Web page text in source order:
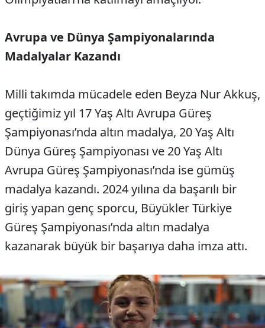
Avrupa ve Dünya Şampiyonalarında
Madalyalar Kazandı
Milli takımda mücadele eden Beyza Nur Akkuş,
geçtiğimiz yıl 17 Yaş Altı Avrupa Güreş
Şampiyonası’nda altın madalya, 20 Yaş Altı
Dünya Güreş Şampiyonası ve 20 Yaş Altı
Avrupa Güreş Şampiyonası’nda ise gümüş
madalya kazandı. 2024 yılına da başarılı bir
giriş yapan genç sporcu, Büyükler Türkiye
Güreş Şampiyonası’nda altın madalya
kazanarak büyük bir başarıya daha imza attı.